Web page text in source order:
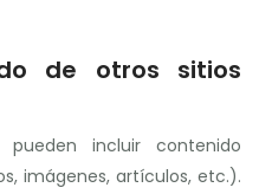
de otros sitios
incluir contenido
imágenes, artículos, etc.).